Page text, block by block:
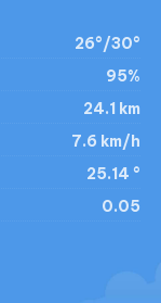
26°/30°
95%
24.1 km
7.6 km/h
25.14 °
0.05